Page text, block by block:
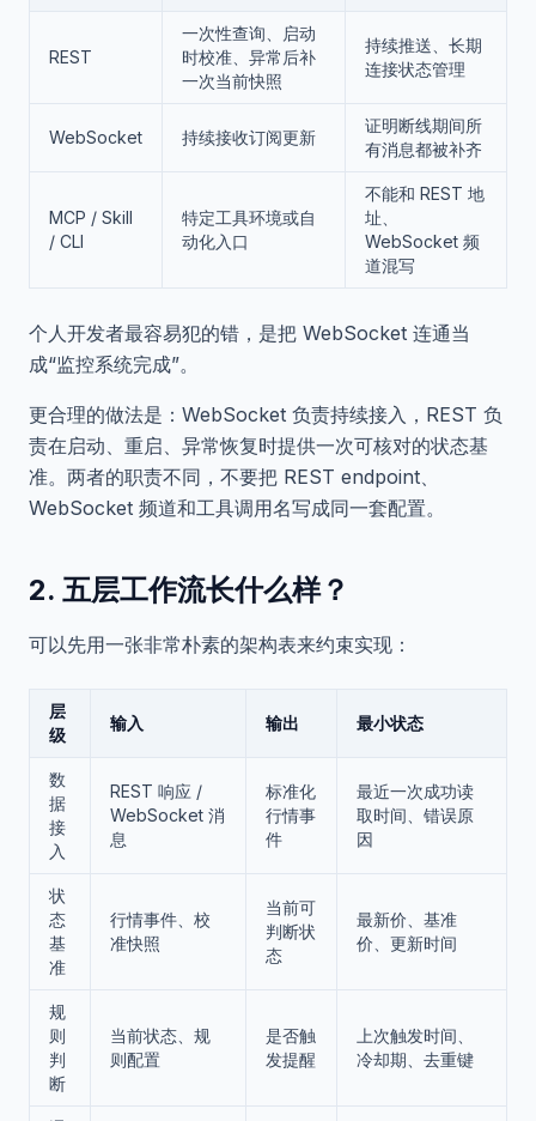
REST
一次性查询、启动
时校准、异常后补
一次当前快照
持续推送、长期
连接状态管理
WebSocket 持续接收订阅更新
证明断线期间所
有消息都被补齐
MCP / Skill
/ CLI
特定工具环境或自
动化入口
不能和 REST 地
址、
WebSocket 频
道混写
个人开发者最容易犯的错，是把 WebSocket 连通当
成“监控系统完成”。
更合理的做法是：WebSocket 负责持续接入，REST 负
责在启动、重启、异常恢复时提供一次可核对的状态基
准。两者的职责不同，不要把 REST endpoint、
WebSocket 频道和工具调用名写成同一套配置。
2. 五层工作流长什么样？
可以先用一张非常朴素的架构表来约束实现：
层
级
输入 输出 最小状态
数
据
接
入
REST 响应 /
WebSocket 消
息
标准化
行情事
件
最近一次成功读
取时间、错误原
因
状
态
基
准
行情事件、校
准快照
当前可
判断状
态
最新价、基准
价、更新时间
规
则
判
断
当前状态、规
则配置
是否触
发提醒
上次触发时间、
冷却期、去重键